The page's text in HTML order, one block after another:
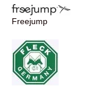
Freejump